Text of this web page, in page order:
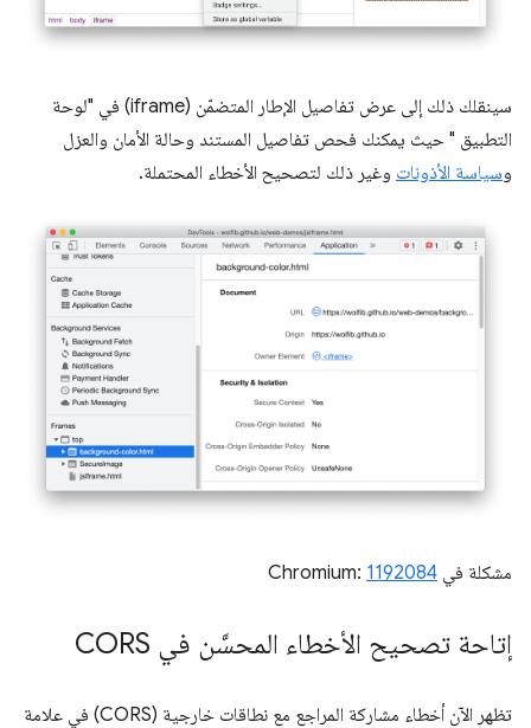
سينقلك ذلك إلى عرض تفاصيل الإطار المتضمّن (iframe) في "لوحة
التطبيق " حيث يمكنك فحص تفاصيل المستند وحالة الأمان والعزل
وسياسة الأذونات وغير ذلك لتصحيح الأخطاء المحتملة.
مشكلة في Chromium: 1192084
إتاحة تصحيح الأخطاء المحسَّن في CORS
تظهر الآن أخطاء مشاركة المراجع مع نطاقات خارجية (CORS) في علامة